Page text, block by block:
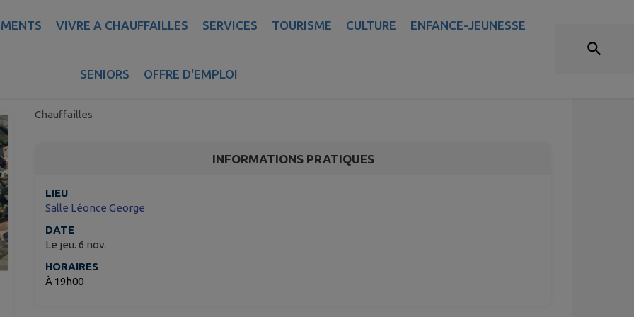
VIVRE A CHAUFFAILLES SERVICES TOURISME CULTURE ENFANCE-JEUNESSE
SENIORS OFFRE D'EMPLOI
d'aménagement du centre-ville
Chauffailles
INFORMATIONS PRATIQUES
LIEU
Salle Léonce George
DATE
Le jeu. 6 nov.
HORAIRES
À 19h00